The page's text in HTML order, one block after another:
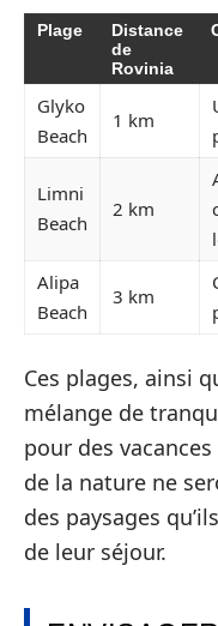
Plage
Distance
de
Rovinia
Glyko
Beach
1 km
Limni
Beach
2 km
Alipa
Beach
3 km
Ces plages, ainsi
mélange de
pour des
de la nature ne
des paysages
de leur séjour.